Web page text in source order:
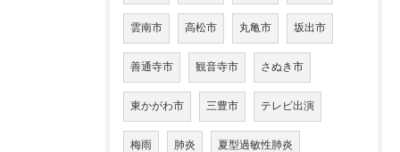
雲南市 高松市 丸亀市 坂出市
善通寺市 観音寺市 さぬき市
東かがわ市 三豊市 テレビ出演
梅雨 肺炎 夏型過敏性肺炎